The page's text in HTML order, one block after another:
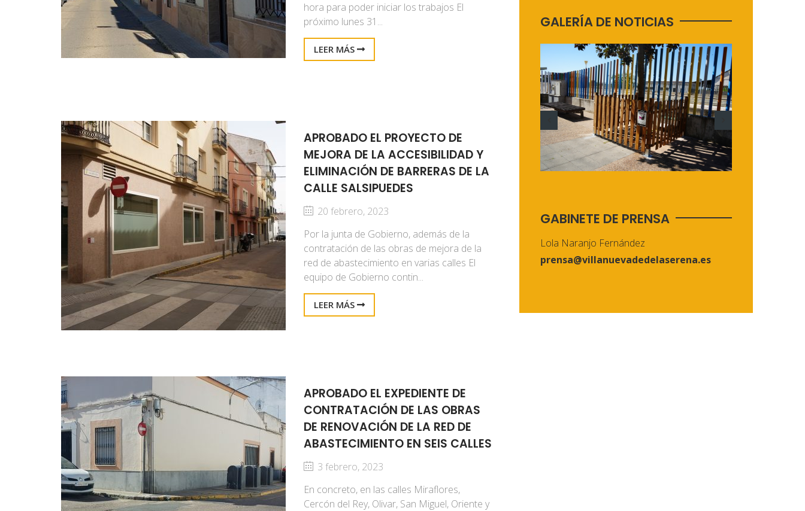
hora para poder iniciar los trabajos El
próximo lunes 31...
LEER MÁS
APROBADO EL PROYECTO DE
MEJORA DE LA ACCESIBILIDAD Y
ELIMINACIÓN DE BARRERAS DE LA
CALLE SALSIPUEDES
20 febrero, 2023
Por la junta de Gobierno, además de la
contratación de las obras de mejora de la
red de abastecimiento en varias calles El
equipo de Gobierno contin...
LEER MÁS
APROBADO EL EXPEDIENTE DE
CONTRATACIÓN DE LAS OBRAS
DE RENOVACIÓN DE LA RED DE
ABASTECIMIENTO EN SEIS CALLES
3 febrero, 2023
En concreto, en las calles Miraflores,
Cercón del Rey, Olivar, San Miguel, Oriente y
GALERÍA DE NOTICIAS
GABINETE DE PRENSA
Lola Naranjo Fernández
prensa@villanuevadedelaserena.es